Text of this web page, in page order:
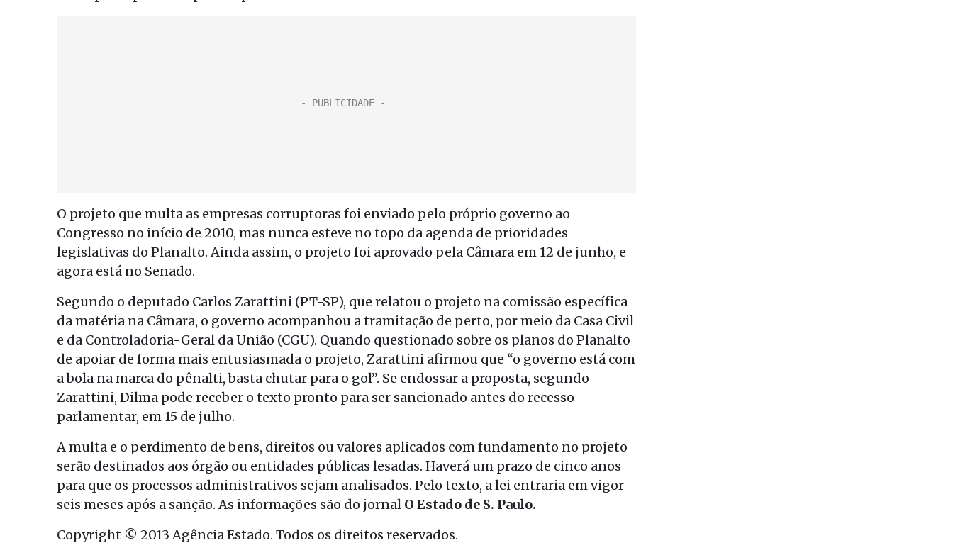
O projeto que multa as empresas corruptoras foi enviado pelo próprio governo ao
Congresso no início de 2010, mas nunca esteve no topo da agenda de prioridades
legislativas do Planalto. Ainda assim, o projeto foi aprovado pela Câmara em 12 de junho, e
agora está no Senado.
Segundo o deputado Carlos Zarattini (PT-SP), que relatou o projeto na comissão específica
da matéria na Câmara, o governo acompanhou a tramitação de perto, por meio da Casa Civil
e da Controladoria-Geral da União (CGU). Quando questionado sobre os planos do Planalto
de apoiar de forma mais entusiasmada o projeto, Zarattini afirmou que “o governo está com
a bola na marca do pênalti, basta chutar para o gol”. Se endossar a proposta, segundo
Zarattini, Dilma pode receber o texto pronto para ser sancionado antes do recesso
parlamentar, em 15 de julho.
A multa e o perdimento de bens, direitos ou valores aplicados com fundamento no projeto
serão destinados aos órgão ou entidades públicas lesadas. Haverá um prazo de cinco anos
para que os processos administrativos sejam analisados. Pelo texto, a lei entraria em vigor
seis meses após a sanção. As informações são do jornal O Estado de S. Paulo.
Copyright © 2013 Agência Estado. Todos os direitos reservados.